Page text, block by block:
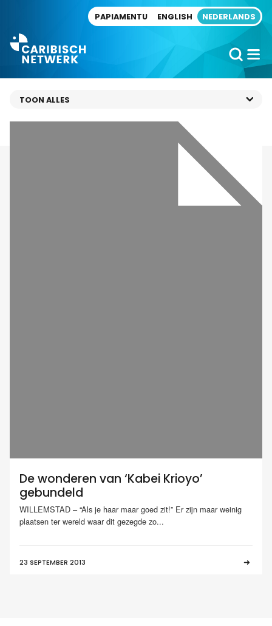
PAPIAMENTU ENGLISH NEDERLANDS
De wonderen van ‘Kabei Krioyo’
gebundeld
WILLEMSTAD – “Als je haar maar goed zit!” Er zijn maar weinig
plaatsen ter wereld waar dit gezegde zo...
23 SEPTEMBER 2013